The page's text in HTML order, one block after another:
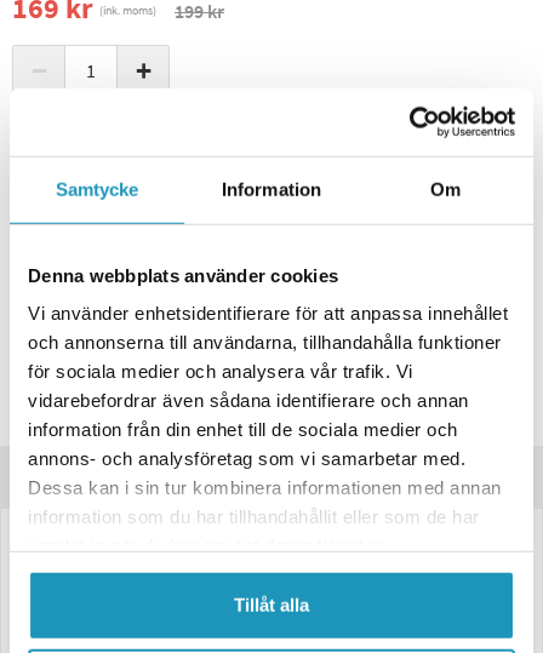
Samtycke Information Om
Denna webbplats använder cookies
Vi använder enhetsidentifierare för att anpassa innehållet
och annonserna till användarna, tillhandahålla funktioner
för sociala medier och analysera vår trafik. Vi
vidarebefordrar även sådana identifierare och annan
information från din enhet till de sociala medier och
annons- och analysföretag som vi samarbetar med.
Dessa kan i sin tur kombinera informationen med annan
information som du har tillhandahållit eller som de har
Tillåt alla
169 kr (ink. moms) 199 kr
− +
ONLINELAGER
BESTÄLLNINGSVARA
Skickas inom 4-6 Arbetsdagar
Lägsta pris de senaste 30-dagarna:
Leverans- & Returinformation
Spara produkt
Frågor om produkten?
Produktinformation
Anslutningskabel för bajonett 5-pol
Kompatibel med 12V/24V-system.
Möjliggör även montering av två bakljus på samma sida av släpvagnen.